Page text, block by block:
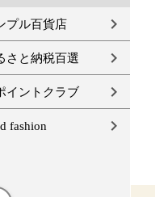
プル百貨店
さと納税百選
イントクラブ
fashion